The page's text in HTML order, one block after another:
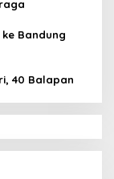
Bandung
40 Balapan